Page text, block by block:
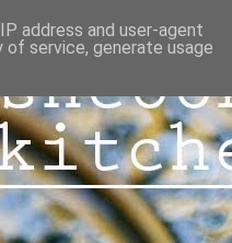
address and user-agent
service, generate usage